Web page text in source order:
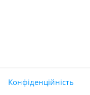
Конфіденційність